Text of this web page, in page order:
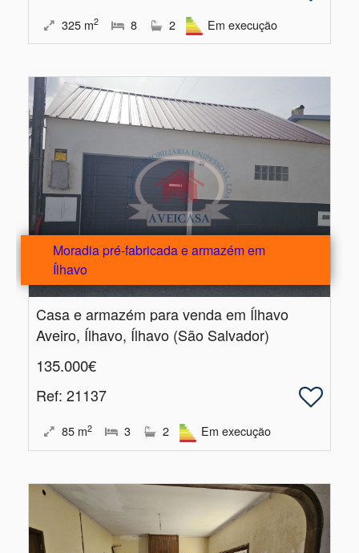
325 m2 8 2 Em execução
Moradia pré-fabricada e armazém em
Ílhavo
Casa e armazém para venda em Ílhavo
Aveiro, Ílhavo, Ílhavo (São Salvador)
135.000€
Ref: 21137
85 m2 3 2 Em execução